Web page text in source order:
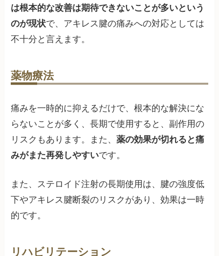
は根本的な改善は期待できないことが多いという
のが現状で、アキレス腱の痛みへの対応としては
不十分と言えます。
薬物療法
痛みを一時的に抑えるだけで、根本的な解決にな
らないことが多く、長期で使用すると、副作用の
リスクもあります。また、薬の効果が切れると痛
みがまた再発しやすいです。
また、ステロイド注射の長期使用は、腱の強度低
下やアキレス腱断裂のリスクがあり、効果は一時
的です。
リハビリテーション